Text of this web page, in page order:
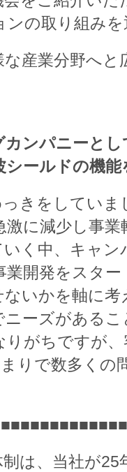
の取り組み
産業分野へ
ンパニーと
ールドの機能
きをしてい
に減少し事
く中、キャ
業開発をスタ
いかを軸に
ーズがある
がちですが
りで数多くの
は、当社が